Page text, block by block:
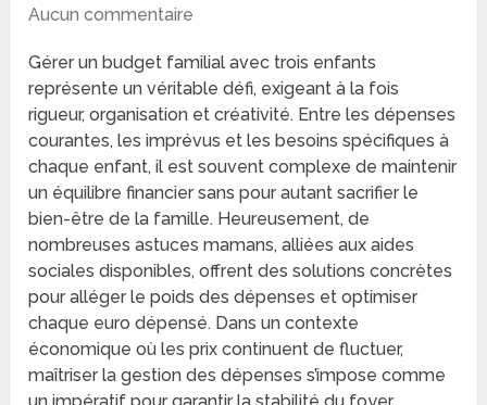
Aucun commentaire
Gérer un budget familial avec trois enfants
représente un véritable défi, exigeant à la fois
rigueur, organisation et créativité. Entre les dépenses
courantes, les imprévus et les besoins spécifiques à
chaque enfant, il est souvent complexe de maintenir
un équilibre financier sans pour autant sacrifier le
bien-être de la famille. Heureusement, de
nombreuses astuces mamans, alliées aux aides
sociales disponibles, offrent des solutions concrètes
pour alléger le poids des dépenses et optimiser
chaque euro dépensé. Dans un contexte
économique où les prix continuent de fluctuer,
maîtriser la gestion des dépenses s’impose comme
un impératif pour garantir la stabilité du foyer.